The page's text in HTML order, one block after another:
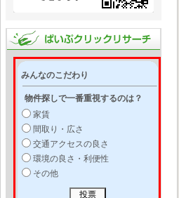
みんなのこだわり
物件探しで一番重視するのは？
家賃
間取り・広さ
交通アクセスの良さ
環境の良さ・利便性
その他